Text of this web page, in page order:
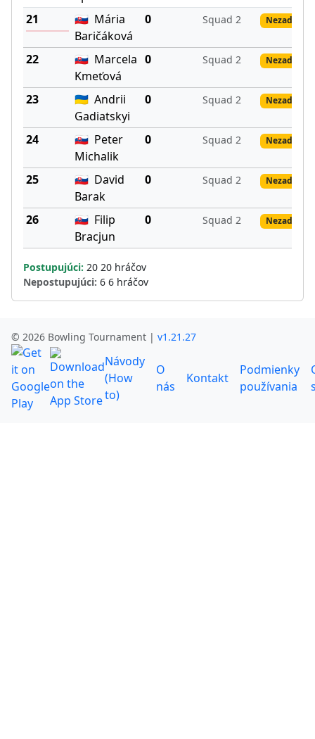
21 🇸🇰 Mária
Baričáková
0 Squad 2 Nezadané
22 🇸🇰 Marcela
Kmeťová
0 Squad 2 Nezadané
23 🇺🇦 Andrii
Gadiatskyi
0 Squad 2 Nezadané
24 🇸🇰 Peter
Michalik
0 Squad 2 Nezadané
25 🇸🇰 David
Barak
0 Squad 2 Nezadané
26 🇸🇰 Filip
Bracjun
0 Squad 2 Nezadané
Postupujúci: 20 20 hráčov
Nepostupujúci: 6 6 hráčov
© 2026 Bowling Tournament | v1.21.27
Návody
(How
to)
O
nás
Kontakt
Podmienky
používania